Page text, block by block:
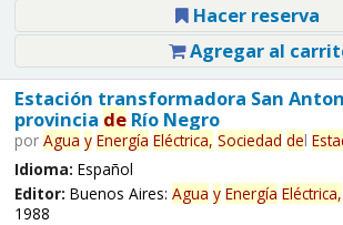
Hacer reserva
Agregar al
Estación transformadora San
provincia deRío Negro
por Agua y Energía Eléctrica, Sociedad del
Idioma: Español
Editor: Buenos Aires: Agua y Energía Eléctrica,
1988